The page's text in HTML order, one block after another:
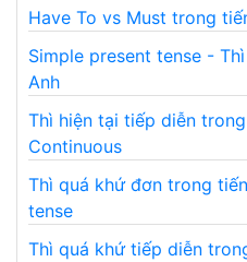
Have To vs Must trong
Simple present tense -
Anh
Thì hiện tại tiếp diễn
Continuous
Thì quá khứ đơn trong
tense
Thì quá khứ tiếp diễn